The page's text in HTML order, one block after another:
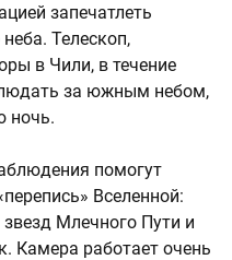
запечатлеть
Телескоп,
в Чили, в течение
за южным небом,
ночь.
помогут
Вселенной:
Млечного Пути и
Камера работает очень